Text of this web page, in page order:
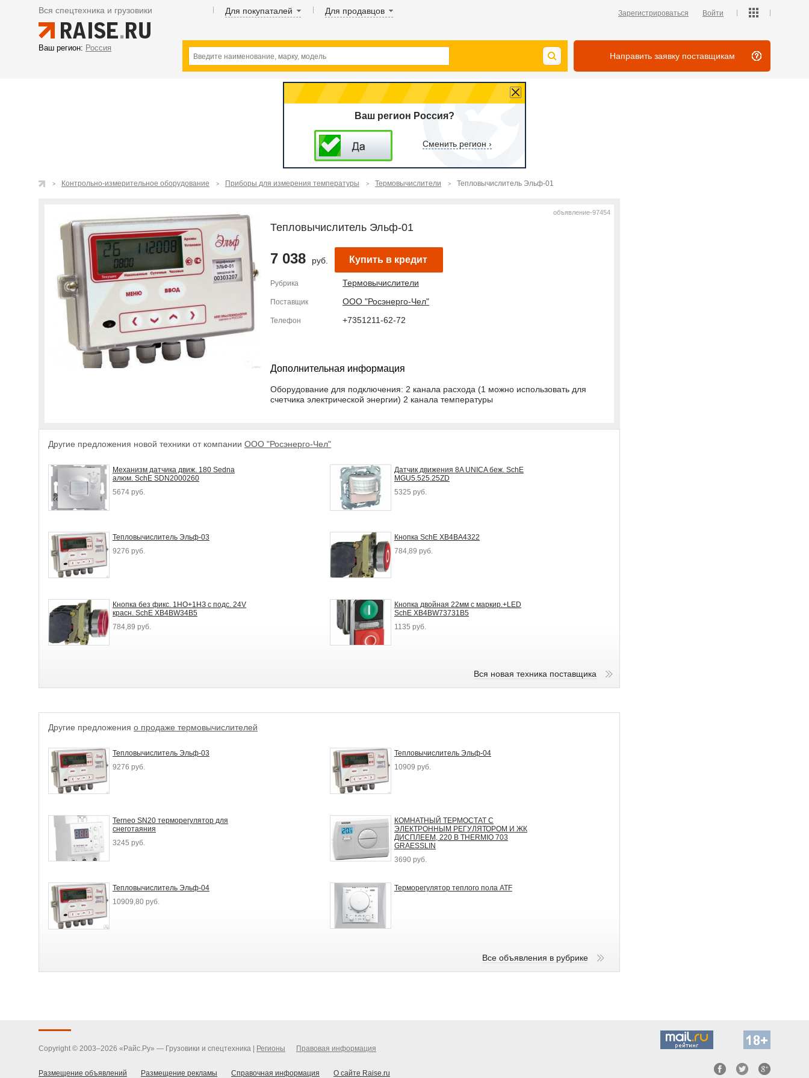
Вся спецтехника и грузовики Для покупаталей Для продавцов Зарегистрироваться Войти
Ваш регион: Россия
Направить заявку поставщикам
Ваш регион Россия?
Сменить регион ›
Контрольно-измерительное оборудование Приборы для измерения температуры Термовычислители Тепловычислитель Эльф-01
Тепловычислитель Эльф-01
7 038 руб. Купить в кредит
Рубрика Термовычислители
Поставщик ООО "Росэнерго-Чел"
Телефон +7351211-62-72
Дополнительная информация
Оборудование для подключения: 2 канала расхода (1 можно использовать для
счетчика электрической энергии) 2 канала температуры
объявление-97454
Другие предложения новой техники от компании ООО "Росэнерго-Чел"
Механизм датчика движ. 180 Sedna
алюм. SchE SDN2000260
5674 руб.
Датчик движения 8A UNICA беж. SchE
MGU5.525.25ZD
5325 руб.
Тепловычислитель Эльф-03
9276 руб.
Кнопка SchE XB4BA4322
784,89 руб.
Кнопка без фикс. 1НO+1НЗ с подс. 24V
красн. SchE XB4BW34B5
784,89 руб.
Кнопка двойная 22мм с маркир.+LED
SchE XB4BW73731B5
1135 руб.
Вся новая техника поставщика
Другие предложения о продаже термовычислителей
Тепловычислитель Эльф-03
9276 руб.
Тепловычислитель Эльф-04
10909 руб.
Terneo SN20 терморегулятор для
снеготаяния
3245 руб.
КОМНАТНЫЙ ТЕРМОСТАТ С
ЭЛЕКТРОННЫМ РЕГУЛЯТОРОМ И ЖК
ДИСПЛЕЕМ, 220 В THERMIO 703
GRAESSLIN
3690 руб.
Тепловычислитель Эльф-04
10909,80 руб.
Терморегулятор теплого пола ATF
Все объявления в рубрике
Copyright © 2003–2026 «Райс.Ру» — Грузовики и спецтехника | Регионы Правовая информация
Размещение объявлений Размещение рекламы Справочная информация О сайте Raise.ru